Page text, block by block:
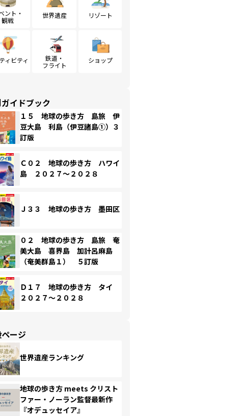
ント・
観戦
世界遺産 リゾート
ィビティ
鉄道・
フライト
ショップ
イドブック
１５ 地球の歩き方 島旅 伊
豆大島 利島（伊豆諸島①）３
訂版
Ｃ０２ 地球の歩き方 ハワイ
島 ２０２７～２０２８
Ｊ３３ 地球の歩き方 墨田区
０２ 地球の歩き方 島旅 奄
美大島 喜界島 加計呂麻島
（奄美群島１） ５訂版
Ｄ１７ 地球の歩き方 タイ
２０２７～２０２８
ージ
世界遺産ランキング
地球の歩き方 meets クリスト
ファー・ノーラン監督最新作
『オデュッセイア』